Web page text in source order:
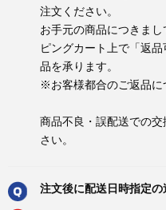
注文ください。
お手元の商品につきま
ピングカート上で「返
品を承ります。
※お客様都合のご返品に
商品不良・誤配送での交
さい。
注文後に配送日時指定の